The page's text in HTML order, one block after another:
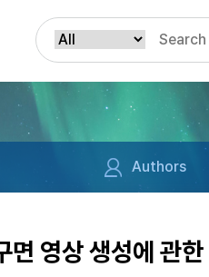
Authors
면 영상 생성에 관